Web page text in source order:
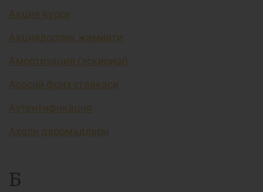
Акция курси
Акциядорлик жамияти
Амортизация (эскириш)
Асосий фоиз ставкаси
Аутентификация
Аҳоли даромадлари
Б